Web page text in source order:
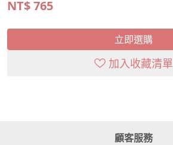
NT$765
立即選購
加入收藏清單
顧客服務